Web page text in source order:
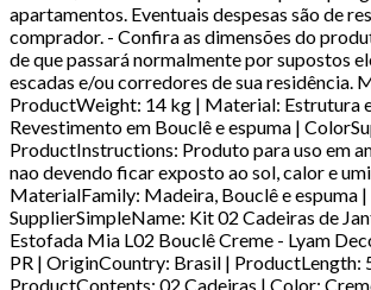
apartamentos. Eventuais despesas são de
comprador. - Confira as dimensões do
de que passará normalmente por supostos
escadas e/ou corredores de sua residência.
ProductWeight: 14 kg | Material: Estrutura
Revestimento em Bouclê e espuma |
ProductInstructions: Produto para uso em
nao devendo ficar exposto ao sol, calor e
MaterialFamily: Madeira, Bouclê e espuma |
SupplierSimpleName: Kit 02 Cadeiras de
Estofada Mia L02 Bouclê Creme - Lyam
PR | OriginCountry: Brasil | ProductLength:
ProductContents: 02 Cadeiras | Color: